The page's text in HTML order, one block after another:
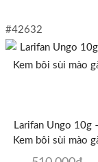
#42632
Larifan Ungo 10g
Kem bôi sùi mào